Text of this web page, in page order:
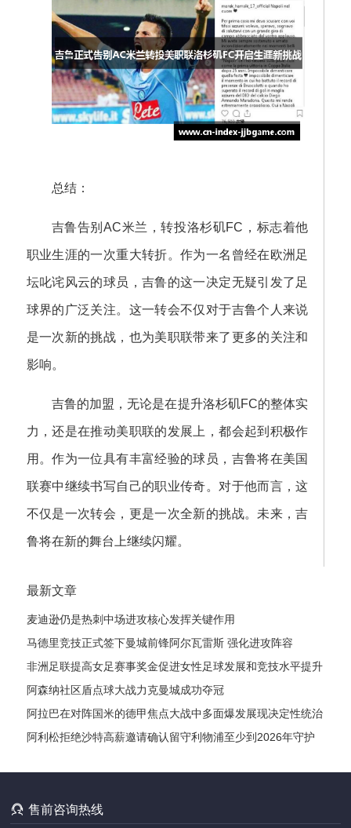
总结：
吉鲁告别AC米兰，转投洛杉矶FC，标志着他
职业生涯的一次重大转折。作为一名曾经在欧洲足
坛叱诧风云的球员，吉鲁的这一决定无疑引发了足
球界的广泛关注。这一转会不仅对于吉鲁个人来说
是一次新的挑战，也为美职联带来了更多的关注和
影响。
吉鲁的加盟，无论是在提升洛杉矶FC的整体实
力，还是在推动美职联的发展上，都会起到积极作
用。作为一位具有丰富经验的球员，吉鲁将在美国
联赛中继续书写自己的职业传奇。对于他而言，这
不仅是一次转会，更是一次全新的挑战。未来，吉
鲁将在新的舞台上继续闪耀。
最新文章
麦迪逊仍是热刺中场进攻核心发挥关键作用
马德里竞技正式签下曼城前锋阿尔瓦雷斯 强化进攻阵容
非洲足联提高女足赛事奖金促进女性足球发展和竞技水平提升
阿森纳社区盾点球大战力克曼城成功夺冠
阿拉巴在对阵国米的德甲焦点大战中多面爆发展现决定性统治
力风采
阿利松拒绝沙特高薪邀请确认留守利物浦至少到2026年守护
售前咨询热线